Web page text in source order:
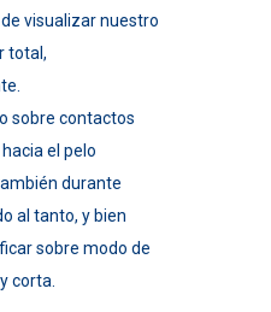
visualizar nuestro
total,
sobre contactos
el pelo
durante
al tanto, y bien
sobre modo de
corta.